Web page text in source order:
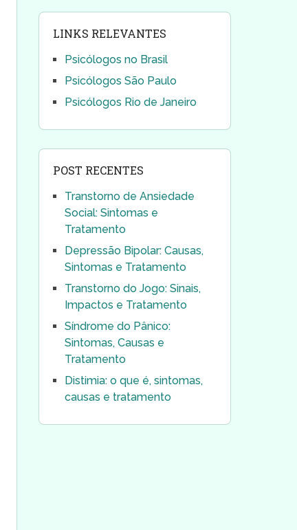
LINKS RELEVANTES
Psicólogos no Brasil
Psicólogos São Paulo
Psicólogos Rio de Janeiro
POST RECENTES
Transtorno de Ansiedade
Social: Sintomas e
Tratamento
Depressão Bipolar: Causas,
Sintomas e Tratamento
Transtorno do Jogo: Sinais,
Impactos e Tratamento
Síndrome do Pânico:
Sintomas, Causas e
Tratamento
Distimia: o que é, sintomas,
causas e tratamento